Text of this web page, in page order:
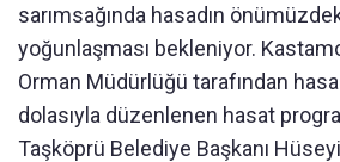
sarımsağında hasadın
yoğunlaşması bekleniyor.
Orman Müdürlüğü tarafından
dolasıyla düzenlenen hasat
Taşköprü Belediye Başkanı